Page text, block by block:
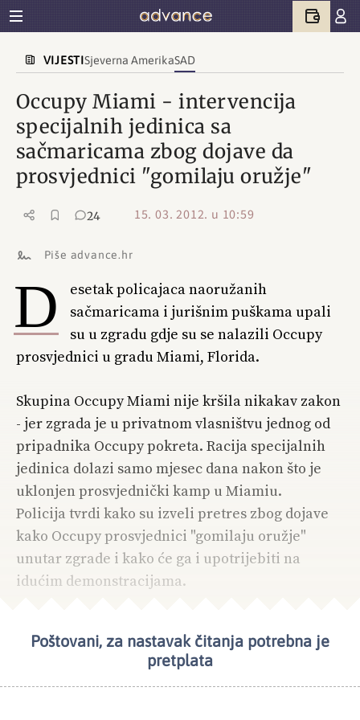
VIJESTISjeverna AmerikaSAD
Occupy Miami - intervencija
specijalnih jedinica sa
sačmaricama zbog dojave da
prosvjednici "gomilaju oružje"
24 15. 03. 2012. u 10:59
Piše advance.hr
D
esetak policajaca naoružanih
sačmaricama i jurišnim puškama upali
su u zgradu gdje su se nalazili Occupy
prosvjednici u gradu Miami, Florida.
Skupina Occupy Miami nije kršila nikakav zakon
- jer zgrada je u privatnom vlasništvu jednog od
pripadnika Occupy pokreta. Racija specijalnih
jedinica dolazi samo mjesec dana nakon što je
uklonjen prosvjednički kamp u Miamiu.
Policija tvrdi kako su izveli pretres zbog dojave
kako Occupy prosvjednici "gomilaju oružje"
unutar zgrade i kako će ga i upotrijebiti na
idućim demonstracijama.
Poštovani, za nastavak čitanja potrebna je
pretplata
NAJČITANIJE